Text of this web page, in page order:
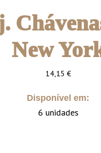
New
14,15 €
Disponível em:
6 unidades